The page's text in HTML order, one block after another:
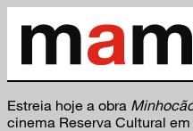
Estreia hoje a obra
cinema Reserva Cultural